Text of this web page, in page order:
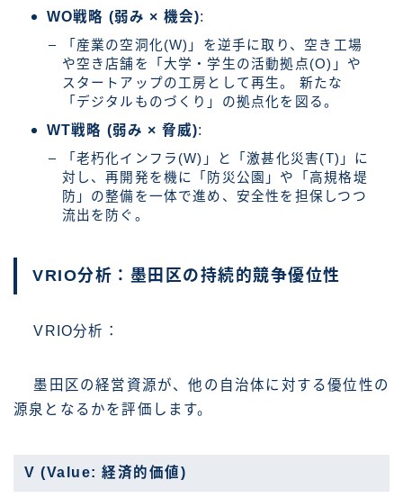
WO戦略 (弱み × 機会):
「産業の空洞化(W)」を逆手に取り、空き工場
や空き店舗を「大学・学生の活動拠点(O)」や
スタートアップの工房として再生。 新たな
「デジタルものづくり」の拠点化を図る。
WT戦略 (弱み × 脅威):
「老朽化インフラ(W)」と「激甚化災害(T)」に
対し、再開発を機に「防災公園」や「高規格堤
防」の整備を一体で進め、安全性を担保しつつ
流出を防ぐ。
VRIO分析：墨田区の持続的競争優位性
VRIO分析：
墨田区の経営資源が、他の自治体に対する優位性の
源泉となるかを評価します。
V (Value: 経済的価値)